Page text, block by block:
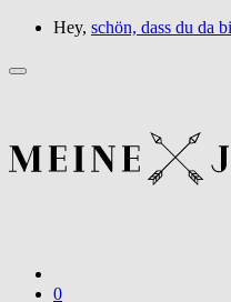
Hey, schön, dass du da
0